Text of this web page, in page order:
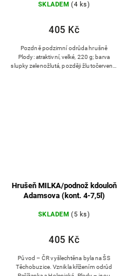
SKLADEM (4 ks)
405 Kč
Pozdně podzimní odrůda hrušně
Plody: atraktivní, velké, 220 g; barva
slupky zelenožlutá, později žlutočervená;
Hrušeň MILKA/podnož kdouloň
Adamsova (kont. 4-7,5l)
SKLADEM (5 ks)
405 Kč
Původ – ČR vyšlechtěna byla na ŠS
Těchobuzice. Vznikla křížením odrůd